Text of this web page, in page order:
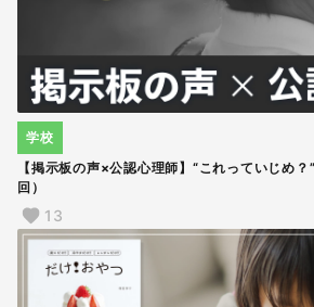
【掲示板の声×公認心理師】“これっていじめ
回）
学校
13